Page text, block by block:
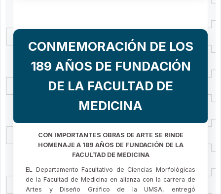
CONMEMORACIÓN DE LOS
189 AÑOS DE FUNDACIÓN
DE LA FACULTAD DE
MEDICINA
CON IMPORTANTES OBRAS DE ARTE SE RINDE
HOMENAJE A 189 AÑOS DE FUNDACIÓN DE LA
FACULTAD DE MEDICINA
EL Departamento Facultativo de Ciencias Morfológicas
de la Facultad de Medicina en alianza con la carrera de
Artes y Diseño Gráfico de la UMSA, entregó